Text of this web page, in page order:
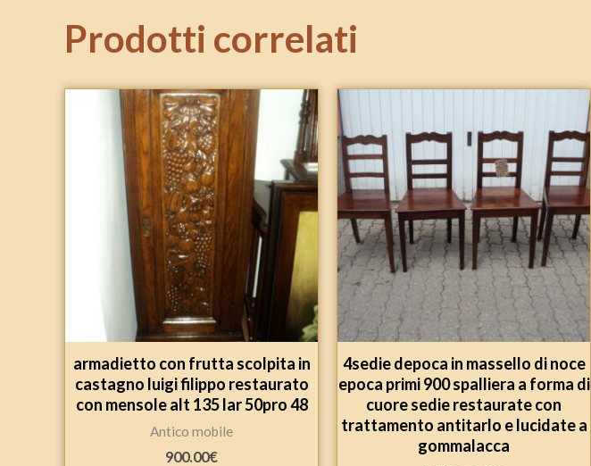
Prodotti correlati
armadietto con frutta scolpita in
castagno luigi filippo restaurato
con mensole alt 135 lar 50pro 48
Antico mobile
900.00€
4sedie depoca in massello di noce
epoca primi 900 spalliera a forma di
cuore sedie restaurate con
trattamento antitarlo e lucidate a
gommalacca